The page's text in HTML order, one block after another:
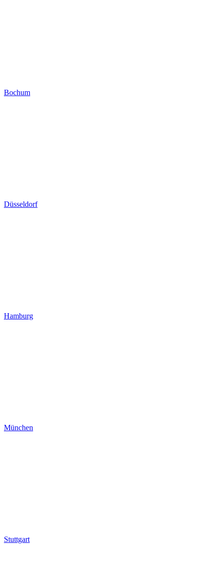
Bochum
Düsseldorf
Hamburg
München
Stuttgart